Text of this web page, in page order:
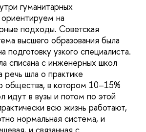
гуманитарных
на
подходы. Советская
высшего образования была
подготовку узкого специалиста.
списана с инженерных школ
речь шла о практике
общества, в котором 10–15%
идут в вузы и потом по этой
всю жизнь работают,
нормальная система, и